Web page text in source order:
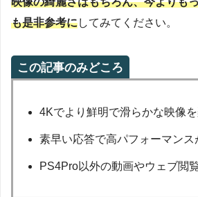
も是非参考にしてみてください。
この記事のみどころ
4Kでより鮮明で滑らかな映像
素早い応答で高パフォーマンス
PS4Pro以外の動画やウェブ閲